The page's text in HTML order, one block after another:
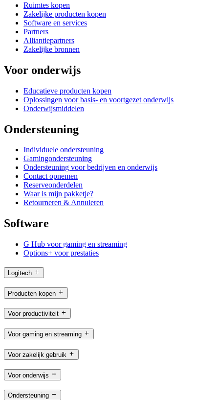
Ruimtes kopen
Zakelijke producten kopen
Software en services
Partners
Alliantiepartners
Zakelijke bronnen
Voor onderwijs
Educatieve producten kopen
Oplossingen voor basis- en voortgezet onderwijs
Onderwijsmiddelen
Ondersteuning
Individuele ondersteuning
Gamingondersteuning
Ondersteuning voor bedrijven en onderwijs
Contact opnemen
Reserveonderdelen
Waar is mijn pakketje?
Retourneren & Annuleren
Software
G Hub voor gaming en streaming
Options+ voor prestaties
Logitech
Producten kopen
Voor productiviteit
Voor gaming en streaming
Voor zakelijk gebruik
Voor onderwijs
Ondersteuning